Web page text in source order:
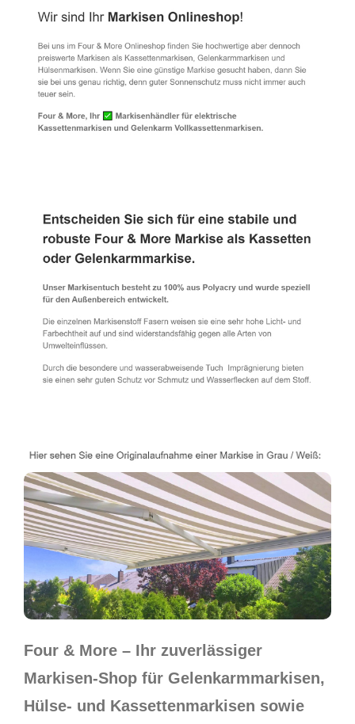
Four & More – Ihr zuverlässiger
Markisen-Shop für Gelenkarmmarkisen,
Hülse- und Kassettenmarkisen sowie